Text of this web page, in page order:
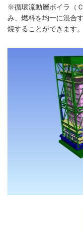
※循環流動層ボイラ（
み、燃料を均一に混合
焼することができます。